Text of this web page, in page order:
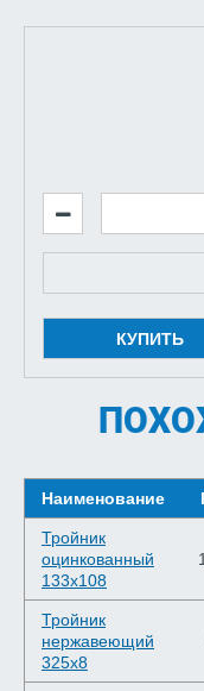
КУПИТЬ
Наименование
Тройник
оцинкованный
133х108
Тройник
нержавеющий
325х8